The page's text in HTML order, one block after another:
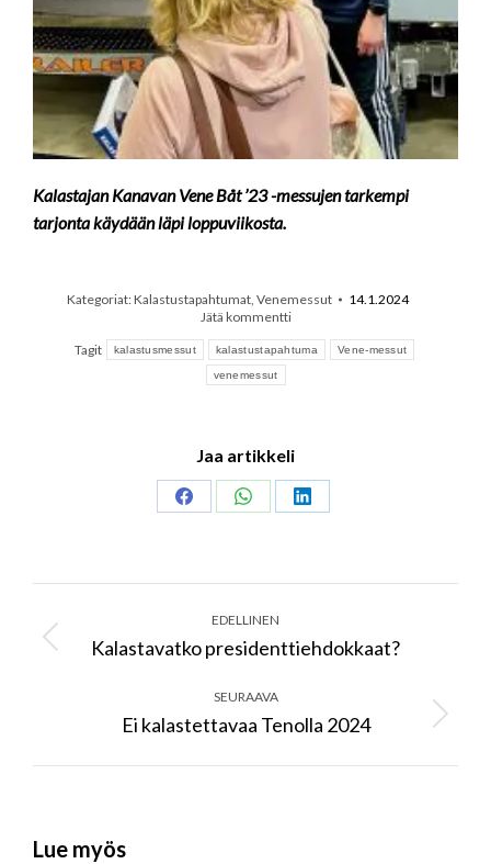
Kalastajan Kanavan Vene Båt ’23 -messujen tarkempi
tarjonta käydään läpi loppuviikosta.
Kategoriat:Kalastustapahtumat, Venemessut
14.1.2024
Jätä kommentti
Tagit
kalastusmessut kalastustapahtuma Vene-messut
venemessut
Jaa artikkeli
Share
Share
Share
navigation
EDELLINEN
Previous
Kalastavatko presidenttiehdokkaat?
SEURAAVA
Next
Ei kalastettavaa Tenolla 2024
Lue myös